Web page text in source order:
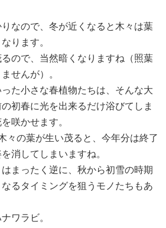
なので、冬が近くなると木々は葉
ります。
ので、当然暗くなりますね（照葉
せんが）。
た小さな春植物たちは、そんな大
初春に光を出来るだけ浴びてしま
咲かせます。
々の葉が生い茂ると、今年分は終了
消してしまいますね。
まったく逆に、秋から初雪の時期
るタイミングを狙うモノたちもあ
ワラビ。